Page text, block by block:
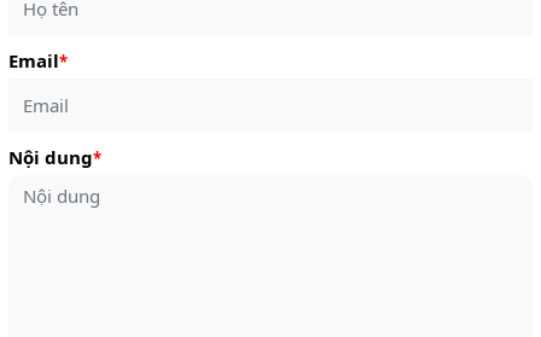
Email*
Nội dung*